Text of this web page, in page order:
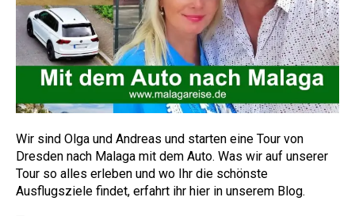
Wir sind Olga und Andreas und starten eine Tour von
Dresden nach Malaga mit dem Auto. Was wir auf unserer
Tour so alles erleben und wo Ihr die schönste
Ausflugsziele findet, erfahrt ihr hier in unserem Blog.